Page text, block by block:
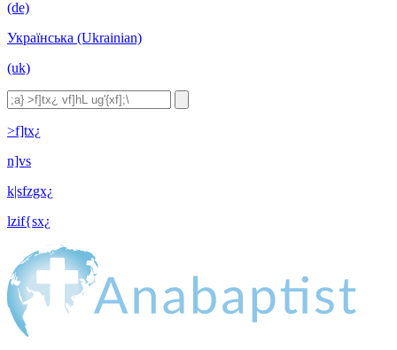
(de)
Українська (Ukrainian)
(uk)
>f]tx¿
n]vs
k|sfzgx¿
lzif{sx¿